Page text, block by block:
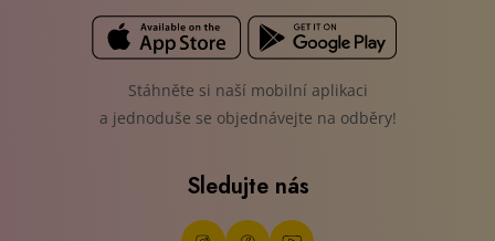
Stáhněte si naší mobilní aplikaci
a jednoduše se objednávejte na odběry!
Sledujte nás